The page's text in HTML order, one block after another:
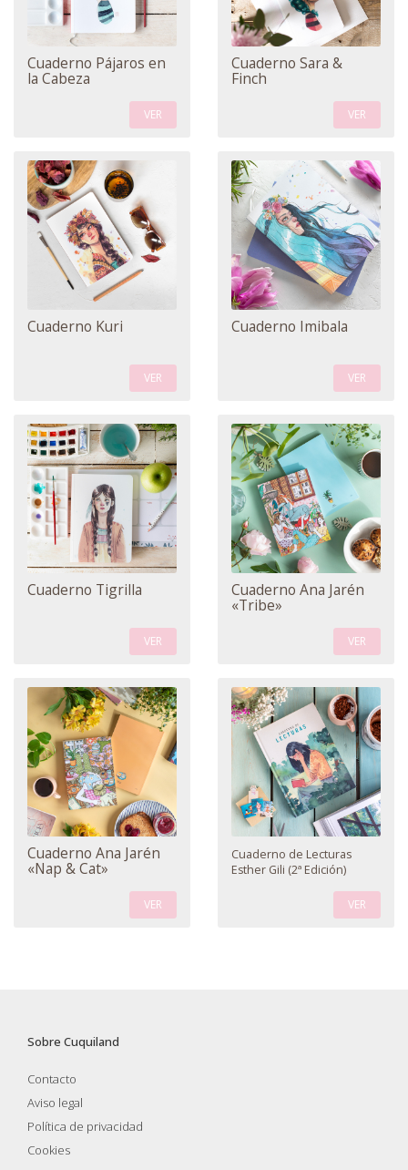
Cuaderno Pájaros en
la Cabeza
VER
Cuaderno Sara &
Finch
VER
Cuaderno Kuri
VER
Cuaderno Imibala
VER
Cuaderno Tigrilla
VER
Cuaderno Ana Jarén
«Tribe»
VER
Cuaderno Ana Jarén
«Nap & Cat»
VER
Cuaderno de Lecturas
Esther Gili (2ª Edición)
VER
Sobre Cuquiland
Contacto
Aviso legal
Política de privacidad
Cookies